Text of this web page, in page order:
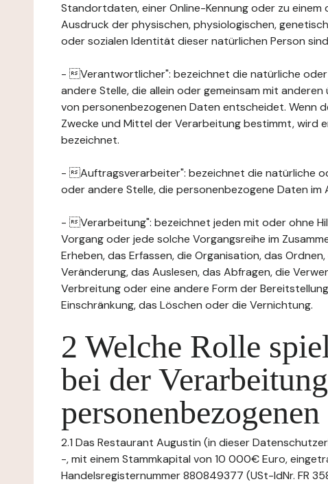
Standortdaten, einer Online-Kennung oder zu
Ausdruck der physischen, physiologischen,
oder sozialen Identität dieser natürlichen Person
- Verantwortlicher": bezeichnet die natürliche
andere Stelle, die allein oder gemeinsam mit
von personenbezogenen Daten entscheidet. Wenn
Zwecke und Mittel der Verarbeitung bestimmt, wird
bezeichnet.
- Auftragsverarbeiter": bezeichnet die natürliche
oder andere Stelle, die personenbezogene Daten
- Verarbeitung": bezeichnet jeden mit oder ohne
Vorgang oder jede solche Vorgangsreihe im
Erheben, das Erfassen, die Organisation, das
Veränderung, das Auslesen, das Abfragen, die
Verbreitung oder eine andere Form der
Einschränkung, das Löschen oder die Vernichtung.
2 Welche Rolle
bei der
2.1 Das Restaurant Augustin (in dieser
-, mit einem Stammkapital von 10 000€ Euro,
Handelsregisternummer 880849377 (USt-IdNr. FR